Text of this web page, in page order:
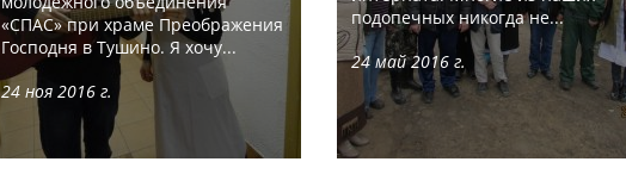
«СПАС» при храме Преображения
Господня в Тушино. Я хочу...
24 ноя 2016 г.
подопечных никогда не...
24 май 2016 г.